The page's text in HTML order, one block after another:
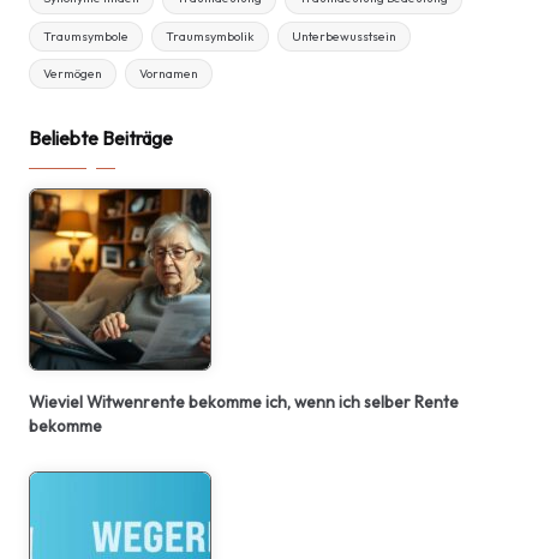
Traumsymbole Traumsymbolik Unterbewusstsein
Vermögen Vornamen
Beliebte Beiträge
Wieviel Witwenrente bekomme ich, wenn ich selber Rente
bekomme